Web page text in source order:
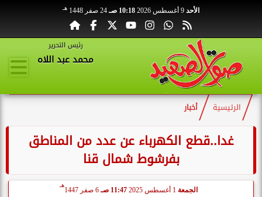
الأحد 10:18 صـ 24 صفر 1448 هـ
رئيس التحرير
محمد عبد اللاه
الرئيسية أخبار
غدا..قطع الكهرباء عن عدد من المناطق
بفرشوط شمال قنا
الجمعة 11:47 صـ 6 صفر 1447
هـ